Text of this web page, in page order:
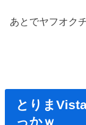
あとでヤフオク
とりま
っかｗ